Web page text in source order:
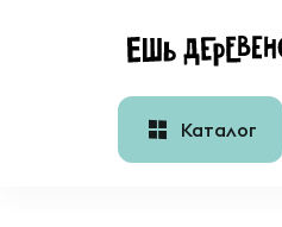
Каталог